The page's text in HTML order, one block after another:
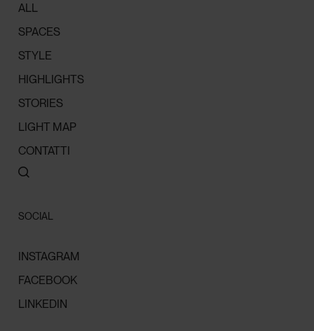
ALL
SPACES
STYLE
HIGHLIGHTS
STORIES
LIGHT MAP
CONTATTI
SOCIAL
INSTAGRAM
FACEBOOK
LINKEDIN